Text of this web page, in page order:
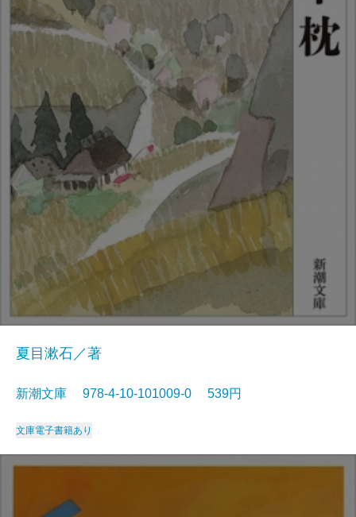
夏目漱石／著
新潮文庫 978-4-10-101009-0 539円
文庫電子書籍あり